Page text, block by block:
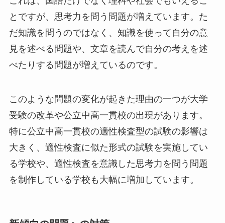
とですが、思考力を問う問題が増えています。た
だ知識を問うのではなく、知識を使って自分の意
見を述べる問題や、文章を読んで自分の考えを述
べたりする問題が増えているのです。
このような問題の変化が起きた理由の一つが大学
受験の改革や公立中高一貫校の出現があります。
特に公立中高一貫校の適性検査型の試験の影響は
大きく、適性検査に似た形式の試験を実施してい
る学校や、適性検査を意識した思考力を問う問題
を制作している学校も大幅に増加しています。